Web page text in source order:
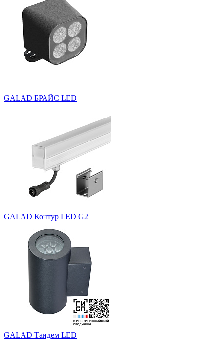
GALAD БРАЙС LED
GALAD Контур LED G2
GALAD Тандем LED